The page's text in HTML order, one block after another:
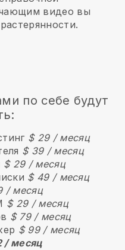
видео вы
по себе будут
$ 29 / месяц
$ 39 / месяц
$ 29 / месяц
$ 49 / месяц
/ месяц
$ 29 / месяц
$ 79 / месяц
$ 99 / месяц
/ месяц